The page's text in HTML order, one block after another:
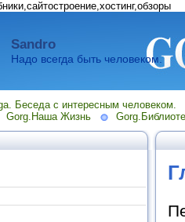
Sandro
Надо всегда быть человеком.
Беседа с интересным человеком.
Gorg.Наша Жизнь